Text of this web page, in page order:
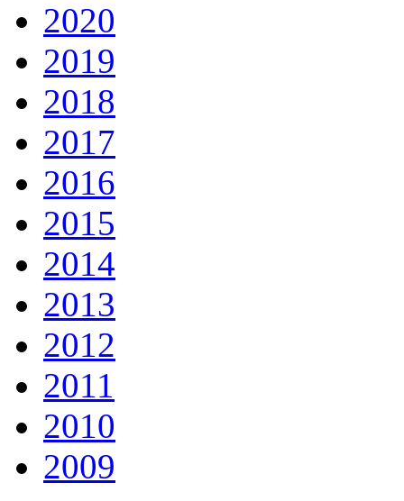
2020
2019
2018
2017
2016
2015
2014
2013
2012
2011
2010
2009